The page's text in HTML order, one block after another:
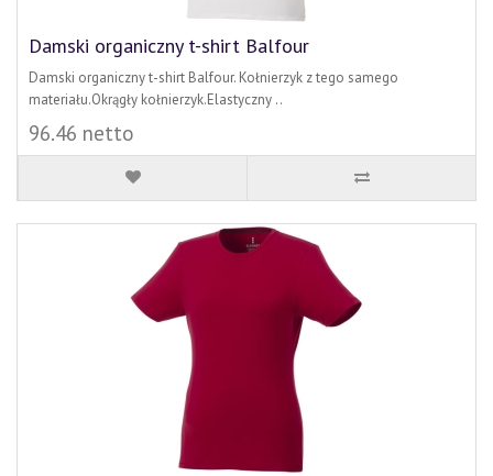
Damski organiczny t-shirt Balfour
Damski organiczny t-shirt Balfour. Kołnierzyk z tego samego
materiału.Okrągły kołnierzyk.Elastyczny ..
96.46 netto